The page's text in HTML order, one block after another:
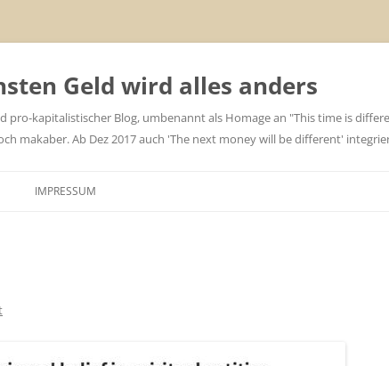
Geld wird alles anders
pro-kapitalistischer Blog, umbenannt als Homage an "This time is
makaber. Ab Dez 2017 auch 'The next money will be different'
IMPRESSUM